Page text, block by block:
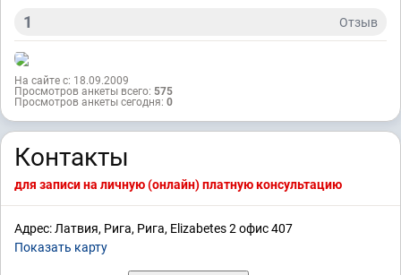
1 Отзыв
На сайте с: 18.09.2009
Просмотров анкеты всего: 575
Просмотров анкеты сегодня: 0
Контакты
для записи на личную (онлайн) платную консультацию
Адрес: Латвия, Рига, Рига, Elizabetes 2 офис 407
Показать карту